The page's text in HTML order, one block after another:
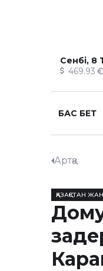
Сенбі, 8
469.93
БАС БЕТ
Артқа
ҚАЗАҚСТАН